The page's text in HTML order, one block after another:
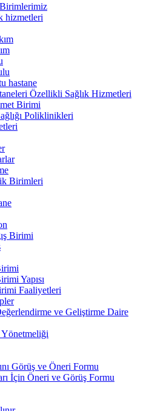
hizmetleri
hastane
Özellikli Sağlık Hizmetleri
Birimi
Poliklinikleri
Birimleri
Birimi
Yapısı
Faaliyetleri
ve Geliştirme Daire
Yönetmeliği
Görüş ve Öneri Formu
İçin Öneri ve Görüş Formu